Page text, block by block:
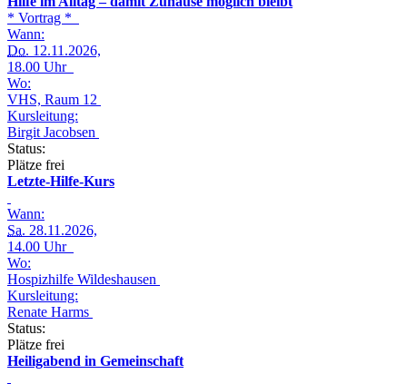
* Vortrag *
Wann:
Do. 12.11.2026,
18.00 Uhr
Wo:
VHS, Raum 12
Kursleitung:
Birgit Jacobsen
Status:
Plätze frei
Letzte-Hilfe-Kurs
Wann:
Sa. 28.11.2026,
14.00 Uhr
Wo:
Hospizhilfe Wildeshausen
Kursleitung:
Renate Harms
Status:
Plätze frei
Heiligabend in Gemeinschaft